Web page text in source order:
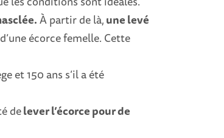
À partir de là,une levé
écorce femelle. Cette
et 150 ans s’il a été
delever l’écorce pour de